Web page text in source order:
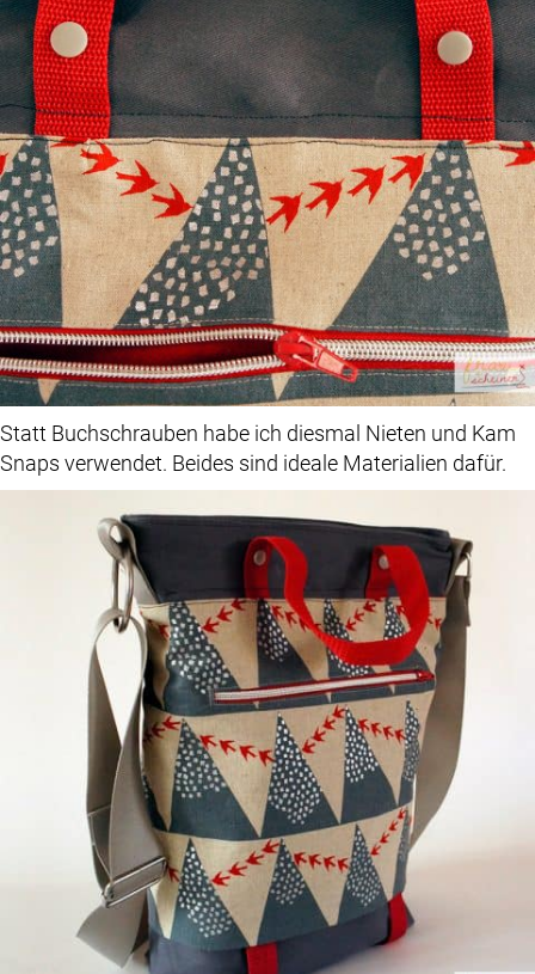
Statt Buchschrauben habe ich diesmal Nieten und Kam
Snaps verwendet. Beides sind ideale Materialien dafür.